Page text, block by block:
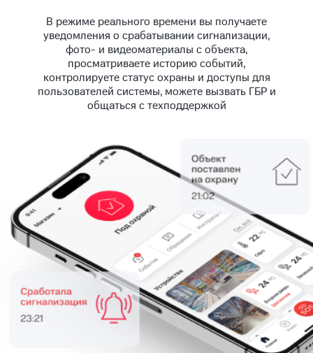
В режиме реального времени вы получаете
уведомления о срабатывании сигнализации,
фото- и видеоматериалы с объекта,
просматриваете историю событий,
контролируете статус охраны и доступы для
пользователей системы, можете вызвать ГБР и
общаться с техподдержкой